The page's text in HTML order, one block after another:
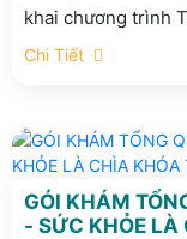
khai chương trình
vụ Nội soi Tiêu
Chi Tiết
GÓI KHÁM
- SỨC KHỎE LÀ